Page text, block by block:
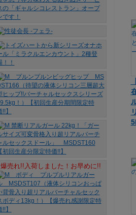
爆売れ!!入荷しました！お早めに!!